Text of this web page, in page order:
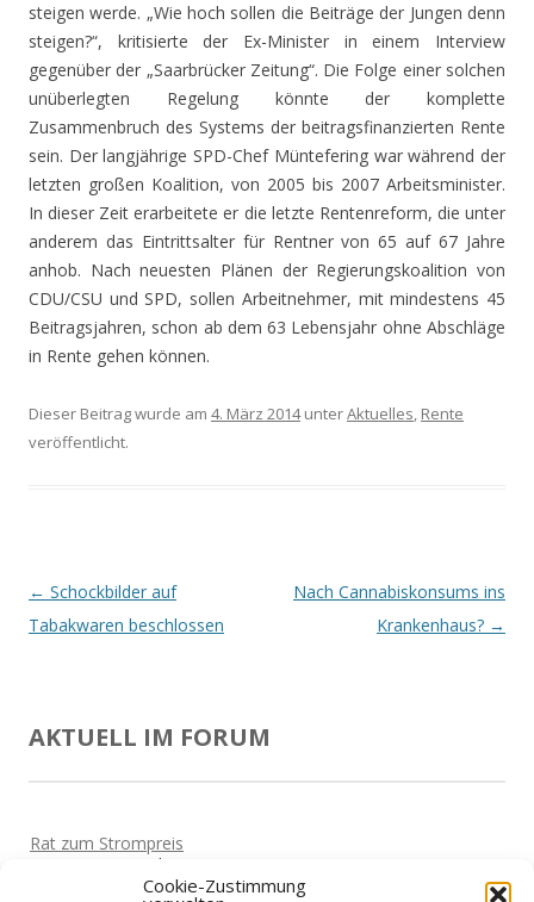
Cookie-Zustimmung
steigen werde. „Wie hoch sollen die Beiträge der Jungen denn
steigen?“, kritisierte der Ex-Minister in einem Interview
gegenüber der „Saarbrücker Zeitung“. Die Folge einer solchen
unüberlegten Regelung könnte der komplette
Zusammenbruch des Systems der beitragsfinanzierten Rente
sein. Der langjährige SPD-Chef Müntefering war während der
letzten großen Koalition, von 2005 bis 2007 Arbeitsminister.
In dieser Zeit erarbeitete er die letzte Rentenreform, die unter
anderem das Eintrittsalter für Rentner von 65 auf 67 Jahre
anhob. Nach neuesten Plänen der Regierungskoalition von
CDU/CSU und SPD, sollen Arbeitnehmer, mit mindestens 45
Beitragsjahren, schon ab dem 63 Lebensjahr ohne Abschläge
in Rente gehen können.
Dieser Beitrag wurde am 4. März 2014unterAktuelles, Rente
veröffentlicht.
Beitrags-
Navigation
← Schockbilder auf
Tabakwaren beschlossen
Nach Cannabiskonsums ins
Krankenhaus? →
AKTUELL IM FORUM
Rat zum Strompreis
Vor 5 Jahren